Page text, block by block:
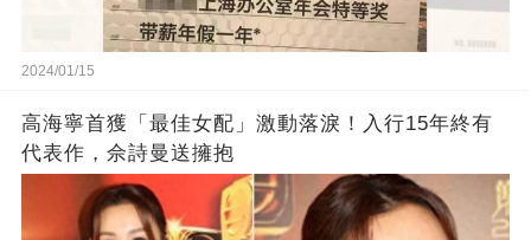
2024/01/15
高海寧首獲「最佳女配」激動落淚！入行15年終有
代表作，佘詩曼送擁抱